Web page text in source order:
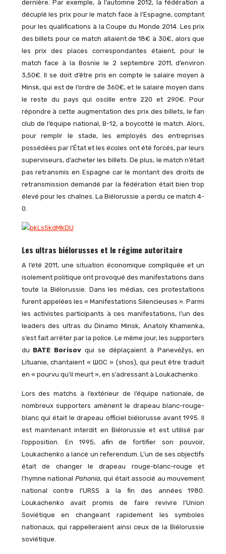
dernière. Par exemple, à l’automne 2012, la fédération a
décuplé les prix pour le match face à l’Espagne, comptant
pour les qualifications à la Coupe du Monde 2014. Les prix
des billets pour ce match allaient de 18€ à 30€, alors que
les prix des places correspondantes étaient, pour le
match face à la Bosnie le 2 septembre 2011, d’environ
3,50€. Il se doit d’être pris en compte le salaire moyen à
Minsk, qui est de l’ordre de 360€, et le salaire moyen dans
le reste du pays qui oscille entre 220 et 290€. Pour
répondre à cette augmentation des prix des billets, le fan
club de l’équipe national, B-12, a boycotté le match. Alors,
pour remplir le stade, les employés des entreprises
possédées par l’État et les écoles ont été forcés, par leurs
superviseurs, d’acheter les billets. De plus, le match n’était
pas retransmis en Espagne car le montant des droits de
retransmission demandé par la fédération était bien trop
élevé pour les chaînes. La Biélorussie a perdu ce match 4-
0.
Les ultras biélorusses et le régime autoritaire
A l’été 2011, une situation économique compliquée et un
isolement politique ont provoqué des manifestations dans
toute la Biélorussie. Dans les médias, ces protestations
furent appelées les « Manifestations Silencieuses ». Parmi
les activistes participants à ces manifestations, l’un des
leaders des ultras du Dinamo Minsk, Anatoly Khamenka,
s’est fait arrêter par la police. Le même jour, les supporters
du BATE Borisov qui se déplaçaient à Panevėžys, en
Lituanie, chantaient « ШОС » (shos), qui peut être traduit
en « pourvu qu’il meurt », en s’adressant à Loukachenko.
Lors des matchs à l’extérieur de l’équipe nationale, de
nombreux supporters amènent le drapeau blanc-rouge-
blanc qui était le drapeau officiel biélorusse avant 1995. Il
est maintenant interdit en Biélorussie et est utilisé par
l’opposition. En 1995, afin de fortifier son pouvoir,
Loukachenko a lancé un referendum. L’un de ses objectifs
était de changer le drapeau rouge-blanc-rouge et
l’hymne national Pahonia,qui était associé au mouvement
national contre l’URSS à la fin des années 1980.
Loukachenko avait promis de faire revivre l’Union
Soviétique en changeant rapidement les symboles
nationaux, qui rappelleraient ainsi ceux de la Biélorussie
soviétique.